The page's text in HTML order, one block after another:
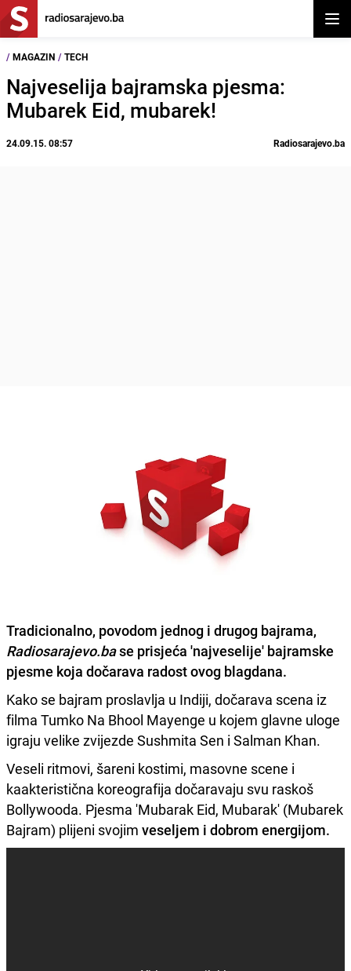
/ MAGAZIN / TECH
Najveselija bajramska pjesma:
Mubarek Eid, mubarek!
24.09.15. 08:57 Radiosarajevo.ba
Tradicionalno, povodom jednog i drugog bajrama,
Radiosarajevo.base prisjeća 'najveselije' bajramske
pjesme koja dočarava radost ovog blagdana.
Kako se bajram proslavlja u Indiji, dočarava scena iz
filma Tumko Na Bhool Mayenge u kojem glavne uloge
igraju velike zvijezde Sushmita Sen i Salman Khan.
Veseli ritmovi, šareni kostimi, masovne scene i
kaakteristična koreografija dočaravaju svu raskoš
Bollywooda. Pjesma 'Mubarak Eid, Mubarak' (Mubarek
Bajram) plijeni svojim veseljem i dobrom energijom.